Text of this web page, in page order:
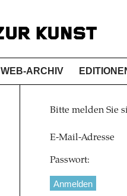
WEB-ARCHIV
Bitte melden Sie
E-Mail-Adresse
Passwort: